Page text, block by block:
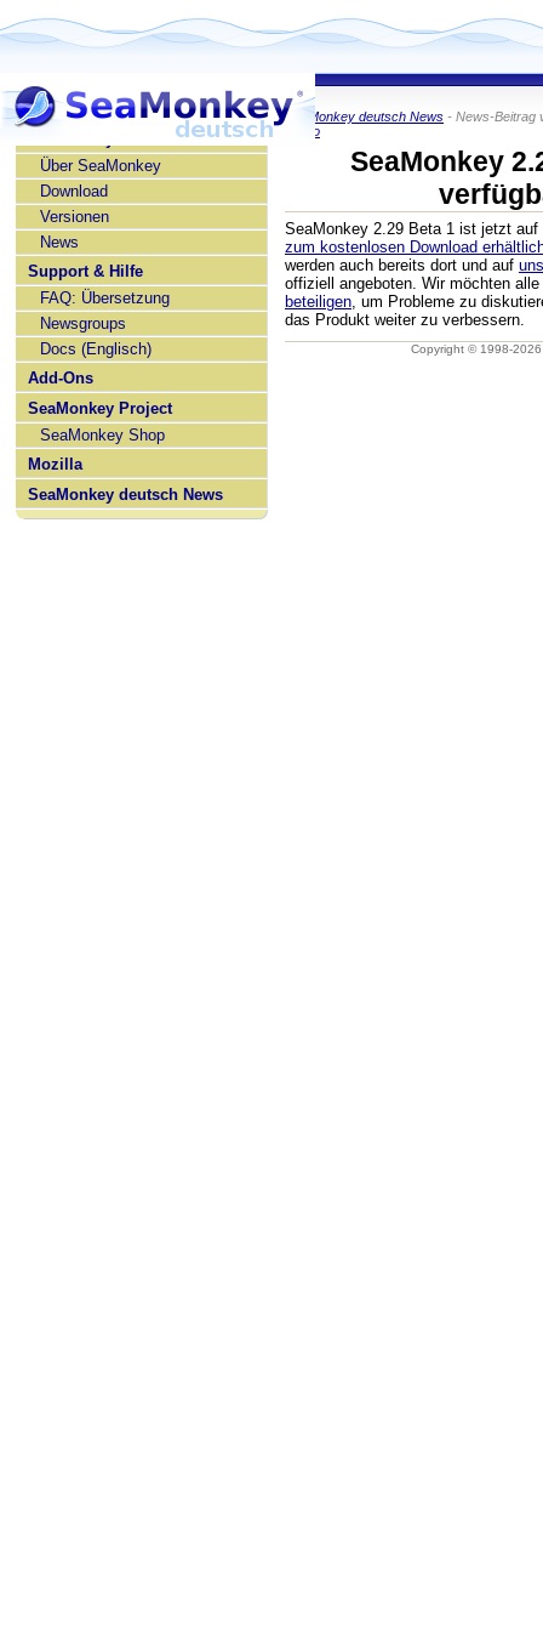
SeaMonkey deutsch
Über SeaMonkey
Download
Versionen
News
Support & Hilfe
FAQ: Übersetzung
Newsgroups
Docs (Englisch)
Add-Ons
SeaMonkey Project
SeaMonkey Shop
Mozilla
SeaMonkey deutsch News
SeaMonkey deutsch News - News-Beitrag
KaiRo
SeaMonkey
SeaMonkey 2.29 Beta 1 ist jetzt auf
zum kostenlosen Download
werden auch bereits dort und auf
offiziell angeboten. Wir möchten
beteiligen, um Probleme zu
das Produkt weiter zu verbessern.
Copyright © 1998-